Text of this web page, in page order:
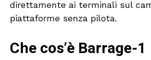
direttamente ai terminali sul
piattaforme senza pilota.
Che cos’è Barrage-1